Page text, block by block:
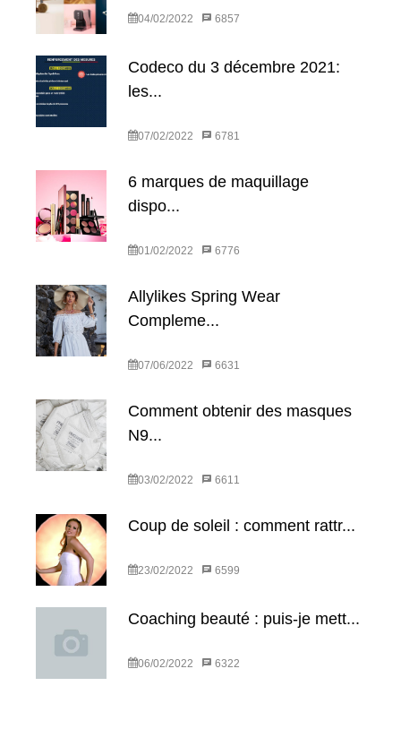
04/02/2022 6857
Codeco du 3 décembre 2021:
les...
07/02/2022 6781
6 marques de maquillage
dispo...
01/02/2022 6776
Allylikes Spring Wear
Compleme...
07/06/2022 6631
Comment obtenir des masques
N9...
03/02/2022 6611
Coup de soleil : comment rattr...
23/02/2022 6599
Coaching beauté : puis-je mett...
06/02/2022 6322